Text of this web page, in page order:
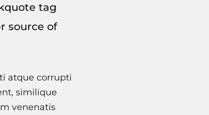
tag
source of
atque corrupti
similique
venenatis